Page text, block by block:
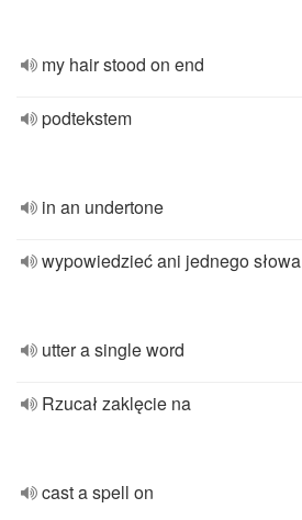
my hair stood on end
podtekstem
in an undertone
wypowiedzieć ani jednego słowa
utter a single word
Rzucał zaklęcie na
cast a spell on